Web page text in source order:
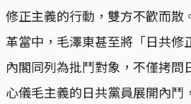
修正主義的行動，雙方不歡而散
革當中，毛澤東甚至將「日共修
內閣同列為批鬥對象，不僅拷問
心儀毛主義的日共黨員展開內鬥